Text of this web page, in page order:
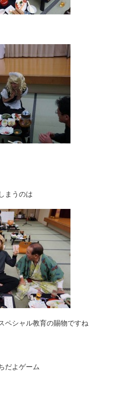
まうのは
ペシャル教育の賜物ですね
だよゲーム